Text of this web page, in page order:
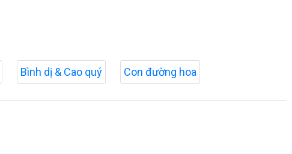
Bình dị & Cao quý Con đường hoa